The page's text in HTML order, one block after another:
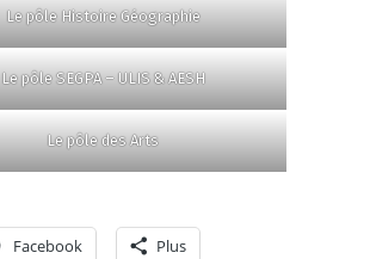
Le pôle Histoire Géographie
Le pôle SEGPA – ULIS & AESH
Le pôle des Arts
Facebook Plus